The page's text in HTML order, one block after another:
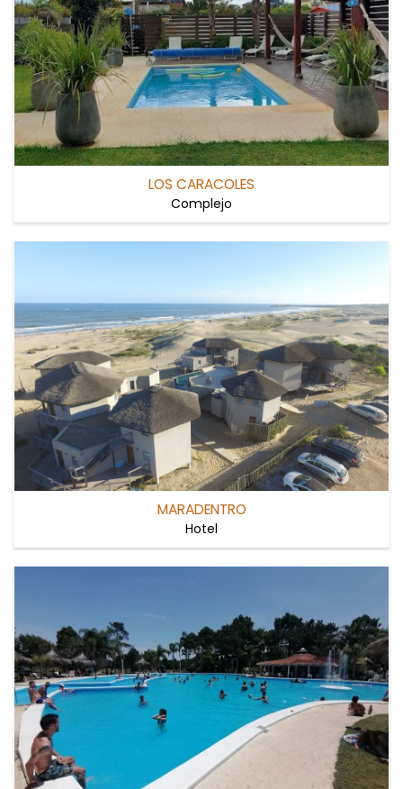
LOS CARACOLES
Complejo
MARADENTRO
Hotel